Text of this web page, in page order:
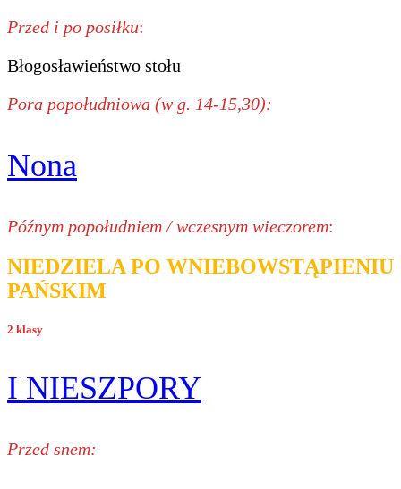
Przed i po posiłku:
Błogosławieństwo stołu
Pora popołudniowa (w g. 14-15,30):
Nona
Późnym popołudniem / wczesnym wieczorem:
NIEDZIELA PO WNIEBOWSTĄPIENIU
PAŃSKIM
2 klasy
I NIESZPORY
Przed snem: